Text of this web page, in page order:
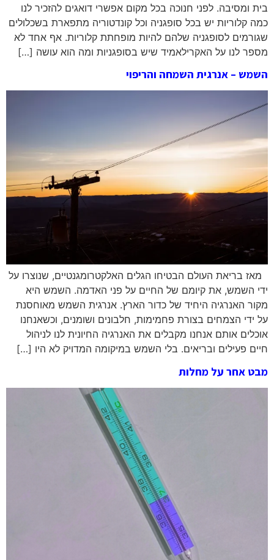
בית ומסיבה. לפני חנוכה בכל מקום אפשרי דואגים להזכיר לנו
כמה קלוריות יש בכל סופגניה וכל קונדטוריה מתפארת בשכלולים
שגורמים לסופגניה שלהם להיות מופחתת קלוריות. אף אחד לא
מספר לנו על האקרילאמיד שיש בסופגניות ומה הוא עושה […]
השמש – אנרגית השמחה והריפוי
מאז בריאת העולם הבטיחו הגלים האלקטרומגנטיים, שנוצרו על
ידי השמש, את קיומם של החיים על פני האדמה. השמש היא
מקור האנרגיה היחיד של כדור הארץ. אנרגית השמש מאוחסנת
על ידי הצמחים בצורת פחמימות, חלבונים ושומנים, וכשאנחנו
אוכלים אותם אנחנו מקבלים את האנרגיה החיונית לנו לניהול
חיים פעילים ובריאים. בלי השמש במיקומה המדויק לא היו […]
מבט אחר על מחלות